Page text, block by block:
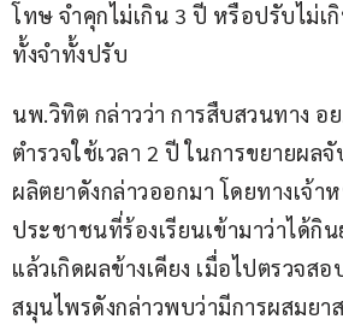
โทษ จำคุกไม่เกิน 3 ปี หรือปรับไม่เ
ทั้งจำทั้งปรับ
นพ.วิทิต กล่าวว่า การสืบสวนทาง อ
ตำรวจใช้เวลา 2 ปี ในการขยายผล
ผลิตยาดังกล่าวออกมา โดยทางเจ้า
ประชาชนที่ร้องเรียนเข้ามาว่าได้กิ
แล้วเกิดผลข้างเคียง เมื่อไปตรวจส
สมุนไพรดังกล่าวพบว่ามีการผสมยา